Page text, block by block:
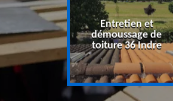
36 Indre
Entretien et
démoussage de
toiture 36 Indre